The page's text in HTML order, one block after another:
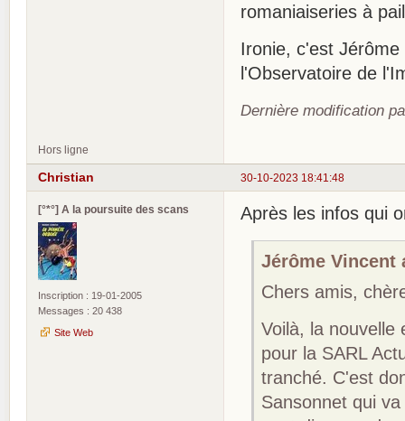
romaniaiseries à
Ironie, c'est
l'Observatoire de
Dernière modification
Hors ligne
30-10-2023 18:41:48
Christian
[°*°] A la poursuite des scans
Inscription : 19-01-2005
Messages : 20 438
Site Web
Après les infos qui
Jérôme Vincent
Chers amis,
Voilà, la nouvelle
pour la SARL
tranché. C'est
Sansonnet qui